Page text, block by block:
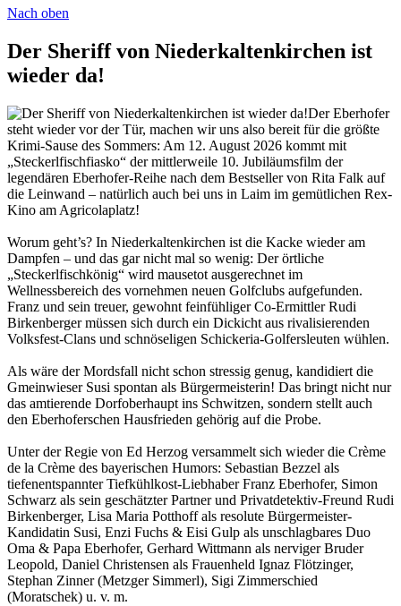
Nach oben
Der Sheriff von Niederkaltenkirchen ist
wieder da!
Der Eberhofer
steht wieder vor der Tür, machen wir uns also bereit für die größte
Krimi-Sause des Sommers: Am 12. August 2026 kommt mit
„Steckerlfischfiasko“ der mittlerweile 10. Jubiläumsfilm der
legendären Eberhofer-Reihe nach dem Bestseller von Rita Falk auf
die Leinwand – natürlich auch bei uns in Laim im gemütlichen Rex-
Kino am Agricolaplatz!
Worum geht’s? In Niederkaltenkirchen ist die Kacke wieder am
Dampfen – und das gar nicht mal so wenig: Der örtliche
„Steckerlfischkönig“ wird mausetot ausgerechnet im
Wellnessbereich des vornehmen neuen Golfclubs aufgefunden.
Franz und sein treuer, gewohnt feinfühliger Co-Ermittler Rudi
Birkenberger müssen sich durch ein Dickicht aus rivalisierenden
Volksfest-Clans und schnöseligen Schickeria-Golfersleuten wühlen.
Als wäre der Mordsfall nicht schon stressig genug, kandidiert die
Gmeinwieser Susi spontan als Bürgermeisterin! Das bringt nicht nur
das amtierende Dorfoberhaupt ins Schwitzen, sondern stellt auch
den Eberhoferschen Hausfrieden gehörig auf die Probe.
Unter der Regie von Ed Herzog versammelt sich wieder die Crème
de la Crème des bayerischen Humors: Sebastian Bezzel als
tiefenentspannter Tiefkühlkost-Liebhaber Franz Eberhofer, Simon
Schwarz als sein geschätzter Partner und Privatdetektiv-Freund Rudi
Birkenberger, Lisa Maria Potthoff als resolute Bürgermeister-
Kandidatin Susi, Enzi Fuchs & Eisi Gulp als unschlagbares Duo
Oma & Papa Eberhofer, Gerhard Wittmann als nerviger Bruder
Leopold, Daniel Christensen als Frauenheld Ignaz Flötzinger,
Stephan Zinner (Metzger Simmerl), Sigi Zimmerschied
(Moratschek) u. v. m.